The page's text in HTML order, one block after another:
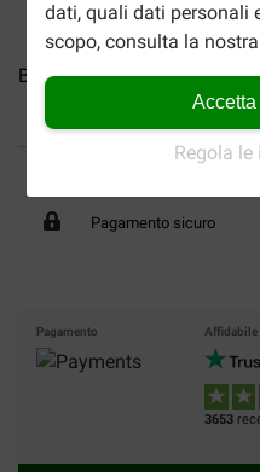
dati, quali dati personali
scopo, consulta la nostra
Regola
Brekz Snacks - Trainers di...
Fino al 40% in meno
Pagamento sicuro
Pagamento Affidabile
3653